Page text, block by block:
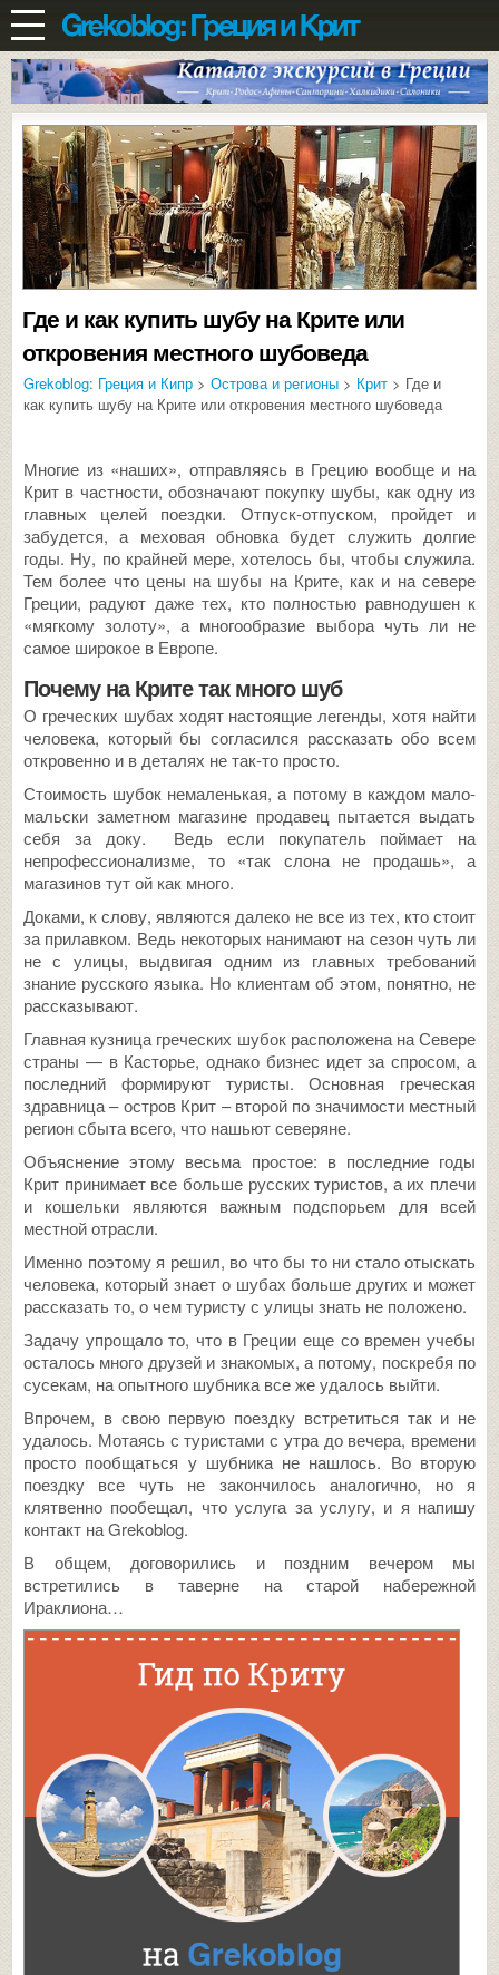
Где и как купить шубу на Крите или
откровения местного шубоведа
Grekoblog: Греция и Кипр > Острова и регионы > Крит > Где и
как купить шубу на Крите или откровения местного шубоведа
Многие из «наших», отправляясь в Грецию вообще и на
Крит в частности, обозначают покупку шубы, как одну из
главных целей поездки. Отпуск-отпуском, пройдет и
забудется, а меховая обновка будет служить долгие
годы. Ну, по крайней мере, хотелось бы, чтобы служила.
Тем более что цены на шубы на Крите, как и на севере
Греции, радуют даже тех, кто полностью равнодушен к
«мягкому золоту», а многообразие выбора чуть ли не
самое широкое в Европе.
Почему на Крите так много шуб
О греческих шубах ходят настоящие легенды, хотя найти
человека, который бы согласился рассказать обо всем
откровенно и в деталях не так-то просто.
Стоимость шубок немаленькая, а потому в каждом мало-
мальски заметном магазине продавец пытается выдать
себя за доку. Ведь если покупатель поймает на
непрофессионализме, то «так слона не продашь», а
магазинов тут ой как много.
Доками, к слову, являются далеко не все из тех, кто стоит
за прилавком. Ведь некоторых нанимают на сезон чуть ли
не с улицы, выдвигая одним из главных требований
знание русского языка. Но клиентам об этом, понятно, не
рассказывают.
Главная кузница греческих шубок расположена на Севере
страны — в Касторье, однако бизнес идет за спросом, а
последний формируют туристы. Основная греческая
здравница – остров Крит – второй по значимости местный
регион сбыта всего, что нашьют северяне.
Объяснение этому весьма простое: в последние годы
Крит принимает все больше русских туристов, а их плечи
и кошельки являются важным подспорьем для всей
местной отрасли.
Именно поэтому я решил, во что бы то ни стало отыскать
человека, который знает о шубах больше других и может
рассказать то, о чем туристу с улицы знать не положено.
Задачу упрощало то, что в Греции еще со времен учебы
осталось много друзей и знакомых, а потому, поскребя по
сусекам, на опытного шубника все же удалось выйти.
Впрочем, в свою первую поездку встретиться так и не
удалось. Мотаясь с туристами с утра до вечера, времени
просто пообщаться у шубника не нашлось. Во вторую
поездку все чуть не закончилось аналогично, но я
клятвенно пообещал, что услуга за услугу, и я напишу
контакт на Grekoblog.
В общем, договорились и поздним вечером мы
встретились в таверне на старой набережной
Ираклиона…